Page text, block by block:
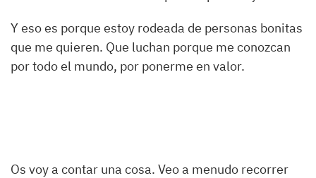
Y eso es porque estoy rodeada de personas bonitas
que me quieren. Que luchan porque me conozcan
por todo el mundo, por ponerme en valor.
Os voy a contar una cosa. Veo a menudo recorrer